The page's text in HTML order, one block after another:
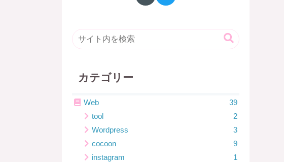
カテゴリー
Web
39
tool
2
Wordpress
3
cocoon
9
instagram
1